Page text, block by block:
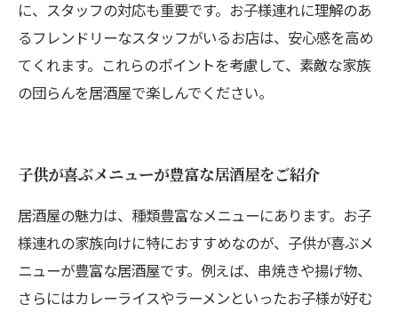
に、スタッフの対応も重要です。お子様連れに理解のあ
るフレンドリーなスタッフがいるお店は、安心感を高め
てくれます。これらのポイントを考慮して、素敵な家族
の団らんを居酒屋で楽しんでください。
子供が喜ぶメニューが豊富な居酒屋をご紹介
居酒屋の魅力は、種類豊富なメニューにあります。お子
様連れの家族向けに特におすすめなのが、子供が喜ぶメ
ニューが豊富な居酒屋です。例えば、串焼きや揚げ物、
さらにはカレーライスやラーメンといったお子様が好む